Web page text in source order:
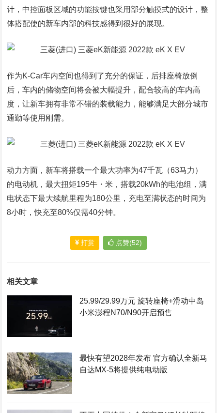
计，中控面板区域的功能按键也采用部分触摸式的设计，整
体搭配使的新车内部的科技感得到很好的展现。
作为K-Car车内空间也得到了充分的保证，后排座椅放倒
后，车内的储物空间将会被大幅提升，配合较高的车内高
度，让新车拥有非常不错的装载能力，能够满足大部分城市
通勤等使用刚需。
动力方面，新车将搭载一个最大功率为47千瓦（63马力）
的电动机，最大扭矩195牛・米，搭载20kWh的电池组，满
电状态下最大续航里程为180公里，充电至满状态的时间为
8小时，快充至80%仅需40分钟。
打赏 点赞(52)
相关文章
25.99/29.99万元 旋转座椅+滑动中岛
小米澎程N70/N90开启预售
最快有望2028年发布 官方确认全新马
自达MX-5将提供纯电动版